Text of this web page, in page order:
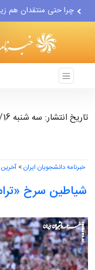
چرا حتی منتقدان هم
دستگیری عامل انتشار
مواضع مزدوران سعودی
ضربه مغزی بیش از ۷۰۰ نظامی...
تاریخ انتشار: سه شنبه 1405/04/16 - 11:15
خبرنامه دانشجویان ایران>
شیاطین سرخ